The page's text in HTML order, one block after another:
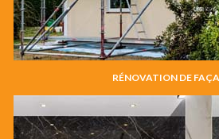
RÉNOVATION DE